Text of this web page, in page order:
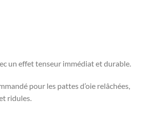
un effet tenseur immédiat et durable.
pour les pattes d’oie relâchées,
ridules.